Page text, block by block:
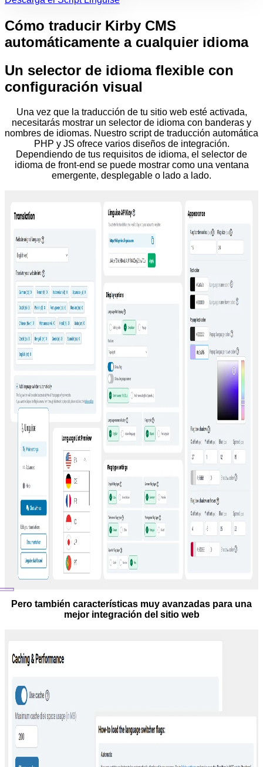
Cómo traducir Kirby CMS
automáticamente a cualquier idioma
Un selector de idioma flexible con
configuración visual
Una vez que la traducción de tu sitio web esté activada,
necesitarás mostrar un selector de idioma con banderas y
nombres de idiomas. Nuestro script de traducción automática
PHP y JS ofrece varios diseños de integración.
Dependiendo de tus requisitos de idioma, el selector de
idioma de front-end se puede mostrar como una ventana
emergente, desplegable o lado a lado.
Pero también características muy avanzadas para una
mejor integración del sitio web